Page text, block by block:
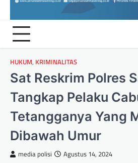
HUKUM, KRIMINALITAS
Sat Reskrim Polres
Tangkap Pelaku
Tetangganya Yang
Dibawah Umur
media polisi Agustus 14, 2024